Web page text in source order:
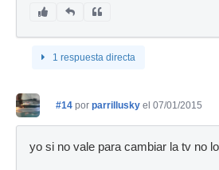
1 respuesta directa
#14 por parrillusky el 07/01/2015
yo si no vale para cambiar la tv no